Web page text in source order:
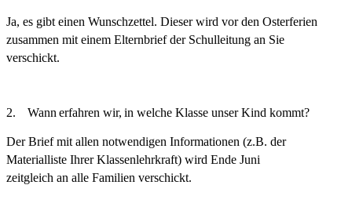
Ja, es gibt einen Wunschzettel. Dieser wird vor den Osterferien
zusammen mit einem Elternbrief der Schulleitung an Sie
verschickt.
2. Wannerfahrenwir,in welche Klasse unser Kind kommt?
Der Brief mit allen notwendigen Informationen (z.B. der
Materialliste Ihrer Klassenlehrkraft) wird Ende Juni
zeitgleich an alle Familien verschickt.